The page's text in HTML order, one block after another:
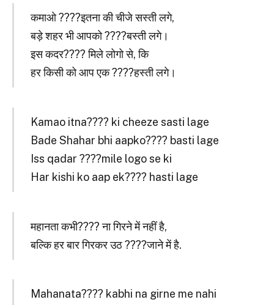
कमाओ ????इतना की चीजे सस्ती लगे,
बड़े शहर भी आपको ????बस्ती लगे।
इस कदर???? मिले लोगो से, कि
हर किसी को आप एक ????हस्ती लगे।
Kamao itna???? ki cheeze sasti lage
Bade Shahar bhi aapko???? basti lage
Iss qadar ????mile logo se ki
Har kishi ko aap ek???? hasti lage
महानता कभी???? ना गिरने में नहीं है,
बल्कि हर बार गिरकर उठ ????जाने में है.
Mahanata???? kabhi na girne me nahi